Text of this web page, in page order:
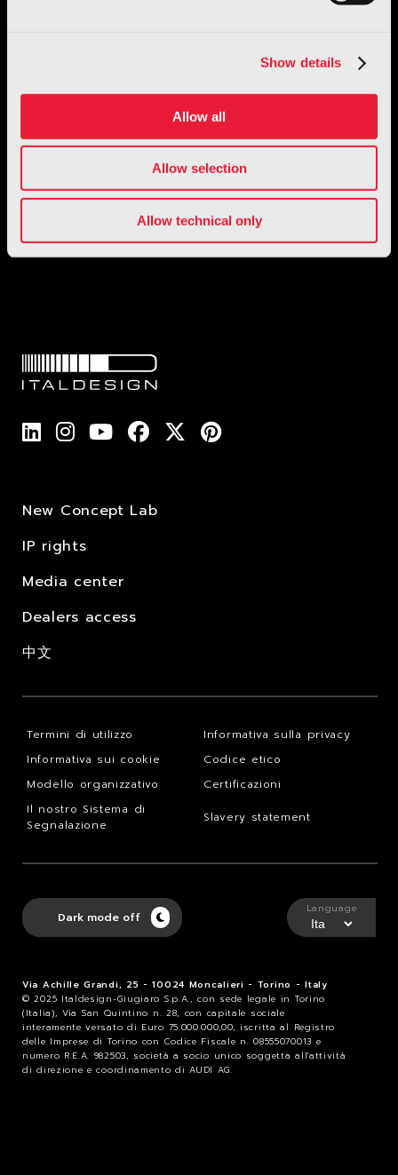
Show details
Allow all
Allow selection
Allow technical only
1 / 1
New Concept Lab
IP rights
Media center
Dealers access
中文
Termini di utilizzo
Informativa sulla privacy
Informativa sui cookie
Codice etico
Modello organizzativo
Certificazioni
Il nostro Sistema di
Segnalazione
Slavery statement
Via Achille Grandi, 25 - 10024 Moncalieri - Torino - Italy
© 2025 Italdesign-Giugiaro S.p.A., con sede legale in Torino
(Italia), Via San Quintino n. 28, con capitale sociale
interamente versato di Euro 75.000.000,00, iscritta al Registro
delle Imprese di Torino con Codice Fiscale n. 08555070013 e
numero R.E.A. 982503, società a socio unico soggetta all'attività
di direzione e coordinamento di AUDI AG.
Dark mode off
Language